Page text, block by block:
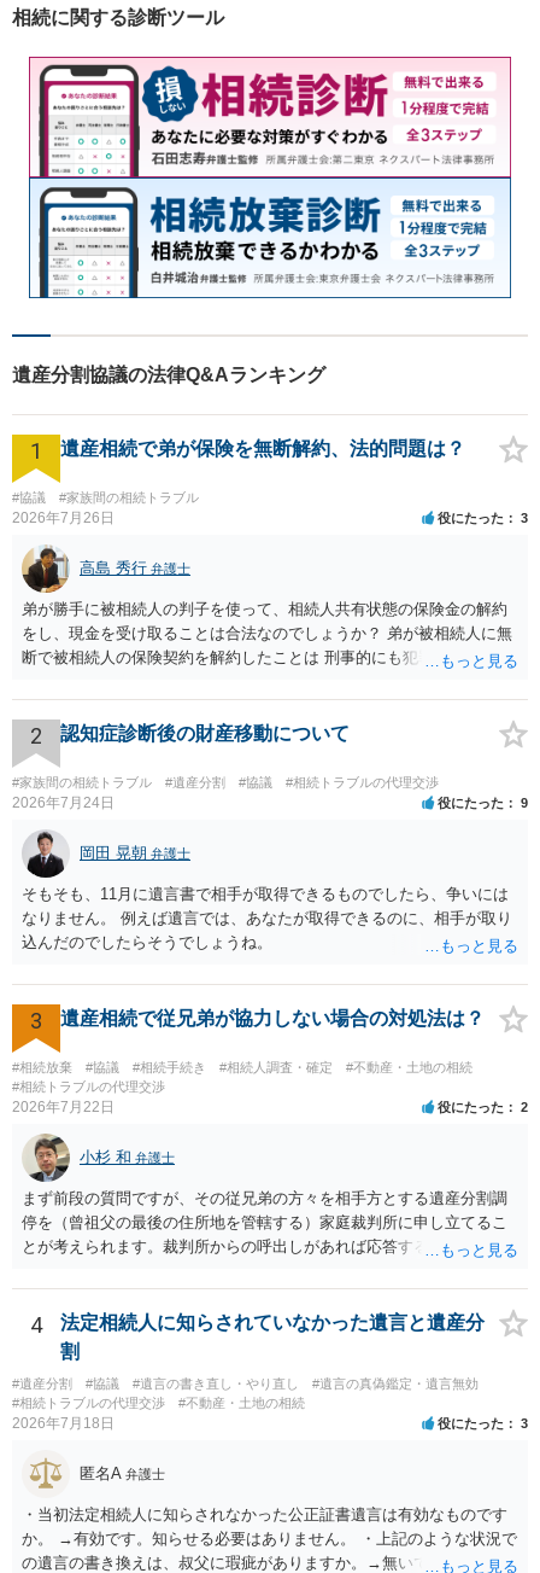
相続に関する診断ツール
遺産分割協議の法律Q&Aランキング
1 遺産相続で弟が保険を無断解約、法的問題は？
#協議 #家族間の相続トラブル
2026年7月26日 役にたった 3
高島 秀行 弁護士
弟が勝手に被相続人の判子を使って、相続人共有状態の保険金の解約
をし、現金を受け取ることは合法なのでしょうか？ 弟が被相続人に無
断で被相続人の保険契約を解約したことは 刑事的にも犯罪となる可能
された書類のコピーを取得して、弁護士に面談で詳しい事情を話して
相談 されたら良いと思います。
2 認知症診断後の財産移動について
#家族間の相続トラブル #遺産分割 #協議 #相続トラブルの代理交渉
2026年7月24日 役にたった 9
岡田 晃朝 弁護士
そもそも、11月に遺言書で相手が取得できるものでしたら、争いには
なりません。 例えば遺言では、あなたが取得できるのに、相手が取り
込んだのでしたらそうでしょうね。
3 遺産相続で従兄弟が協力しない場合の対処法は？
#相続放棄 #協議 #相続手続き #相続人調査・確定
#不動産・土地の相続
#相続トラブルの代理交渉
2026年7月22日 役にたった 2
小杉 和 弁護士
まず前段の質問ですが、その従兄弟の方々を相手方とする遺産分割調
停を（曾祖父の最後の住所地を管轄する）家庭裁判所に申し立てるこ
とが考えられます。裁判所からの呼出しがあれば応答する可能性がま
能と思われます。時間が思った以上にないので必要書類をてきぱきと
揃える必要があります。その点是非御注意ください。
4
法定相続人に知らされていなかった遺言と遺産分
割
#遺産分割 #協議 #遺言の書き直し・やり直し
#遺言の真偽鑑定・遺言無効
#相続トラブルの代理交渉
#不動産・土地の相続
2026年7月18日 役にたった 3
匿名A 弁護士
・当初法定相続人に知らされなかった公正証書遺言は有効なものです
か。 →有効です。知らせる必要はありません。 ・上記のような状況で
の遺言の書き換えは、叔父に瑕疵がありますか。→無いです。 ・分割